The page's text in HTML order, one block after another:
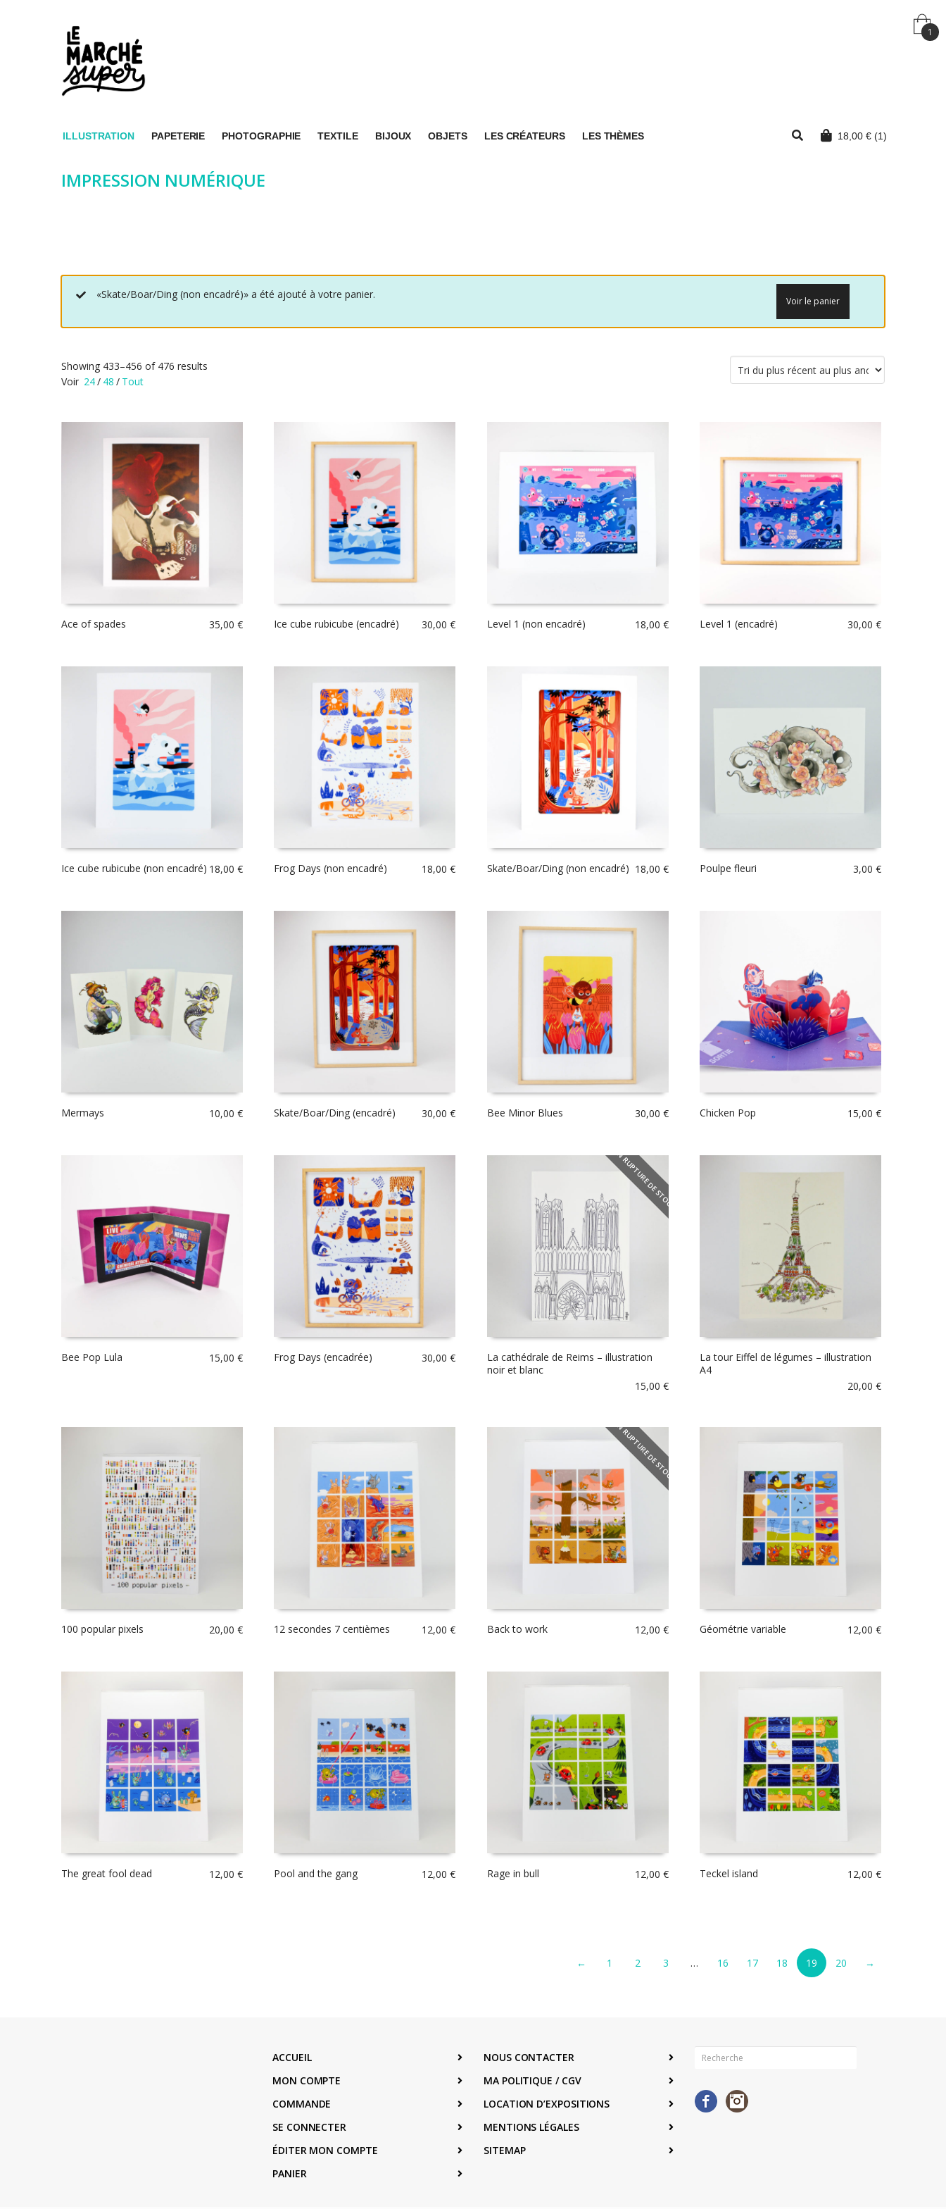
ILLUSTRATION PAPETERIE PHOTOGRAPHIE TEXTILE BIJOUX OBJETS LES CRÉATEURS LES THÈMES 18,00 € (1)
IMPRESSION NUMÉRIQUE
«Skate/Boar/Ding (non encadré)» a été ajouté à votre panier.
Voir le panier
Showing 433–456 of 476 results
Voir 24/ 48 / Tout
Ace of spades 35,00 € Ice cube rubicube (encadré) 30,00€ Level 1 (non encadré) 18,00 € Level 1 (encadré) 30,00€
Ice cube rubicube (non encadré) 18,00 € Frog Days (non encadré) 18,00€ Skate/Boar/Ding (non encadré) 18,00 € Poulpe fleuri 3,00€
Mermays 10,00 € Skate/Boar/Ding (encadré) 30,00€ Bee Minor Blues 30,00 € Chicken Pop 15,00€
Bee Pop Lula 15,00 € Frog Days (encadrée) 30,00€
EN RUPTURE DE STOCK
La cathédrale de Reims – illustration
noir et blanc
15,00 €
La tour Eiffel de légumes – illustration
A4
20,00€
100 popular pixels 20,00 € 12 secondes 7 centièmes 12,00€
EN RUPTURE DE STOCK
Back to work 12,00 € Géométrie variable 12,00€
The great fool dead 12,00 € Pool and the gang 12,00€ Rage in bull 12,00 € Teckel island 12,00€
← 1 2 3 … 16 17 18 19 20 →
ACCUEIL
MON COMPTE
COMMANDE
SE CONNECTER
ÉDITER MON COMPTE
PANIER
NOUS CONTACTER
MA POLITIQUE / CGV
LOCATION D’EXPOSITIONS
MENTIONS LÉGALES
SITEMAP
Facebook
1